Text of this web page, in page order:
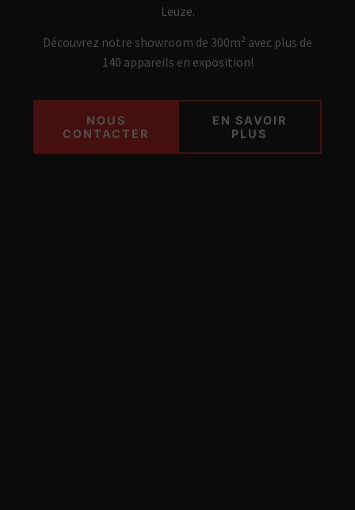
Leuze.
Découvrez notre showroom de 300m² avec plus de
140 appareils en exposition!
NOUS
CONTACTER
EN SAVOIR
PLUS